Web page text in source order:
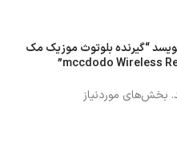
“گیرنده بلوتوث موزیک مک
بخش‌های موردنیاز